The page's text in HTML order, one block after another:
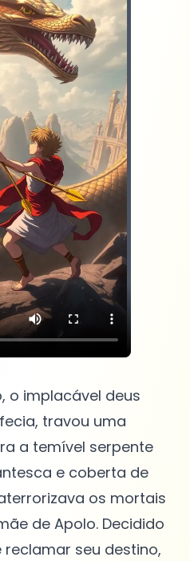
o implacável deus
travou uma
a temível serpente
e coberta de
os mortais
de Apolo. Decidido
seu destino,